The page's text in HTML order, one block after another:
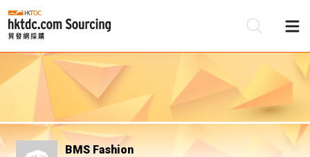
BMS Fashion